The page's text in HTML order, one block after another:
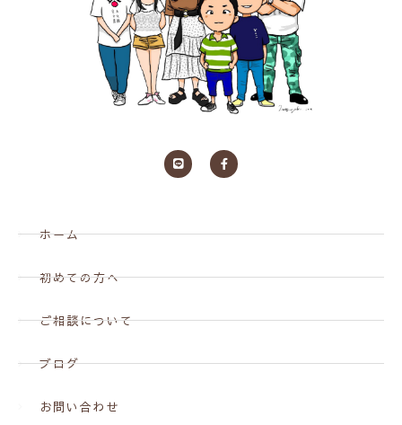
ホーム
初めての方へ
ご相談について
ブログ
お問い合わせ